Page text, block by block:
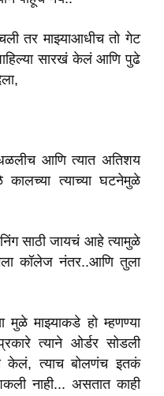
तर माझ्याआधीच तो गेट
सारखं केलं आणि पुढे
आणि त्यात अतिशय
कालच्या त्याच्या घटनेमुळे
साठी जायचं आहे त्यामुळे
कॉलेज नंतर..आणि तुला
मुळे माझ्याकडे हो म्हणण्या
त्याने ओर्डर सोडली
केलं, त्याच बोलणंच इतकं
नाही... असतात काही